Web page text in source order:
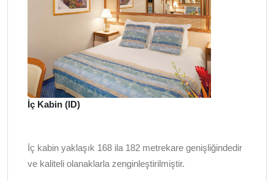
İç Kabin (ID)
İç kabin yaklaşık 168 ila 182 metrekare genişliğindedir
ve kaliteli olanaklarla zenginleştirilmiştir.